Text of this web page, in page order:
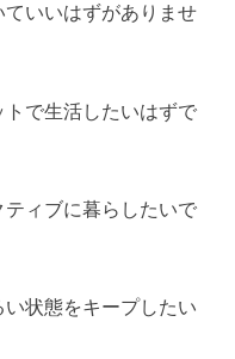
いいはずがありませ
で生活したいはずで
ィブに暮らしたいで
状態をキープしたい